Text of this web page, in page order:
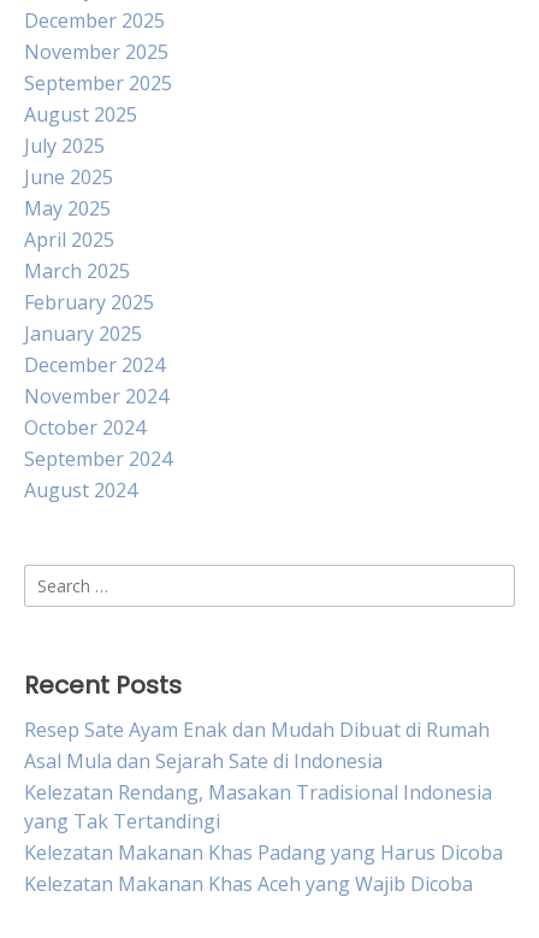
December 2025
November 2025
September 2025
August 2025
July 2025
June 2025
May 2025
April 2025
March 2025
February 2025
January 2025
December 2024
November 2024
October 2024
September 2024
August 2024
Search
for:
Recent Posts
Resep Sate Ayam Enak dan Mudah Dibuat di Rumah
Asal Mula dan Sejarah Sate di Indonesia
Kelezatan Rendang, Masakan Tradisional Indonesia
yang Tak Tertandingi
Kelezatan Makanan Khas Padang yang Harus Dicoba
Kelezatan Makanan Khas Aceh yang Wajib Dicoba